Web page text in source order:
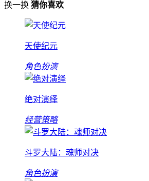
换一换 猜你喜欢
天使纪元
角色扮演
绝对演绎
经营策略
斗罗大陆：魂师对决
角色扮演